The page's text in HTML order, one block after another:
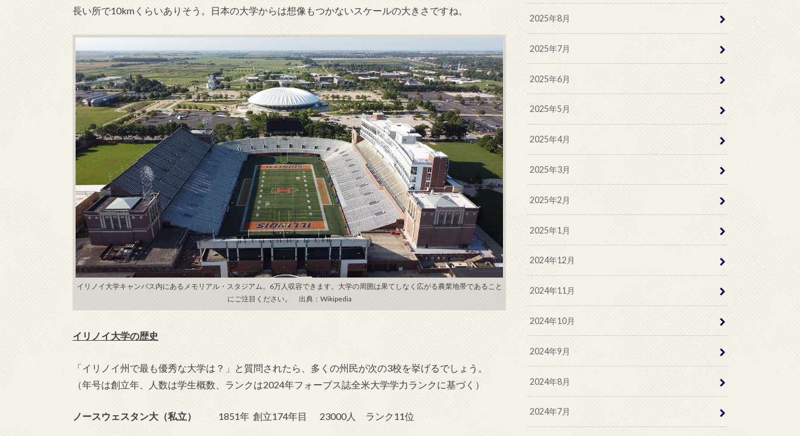
長い所で10kmくらいありそう。日本の大学からは想像もつかないスケールの大きさですね。
イリノイ大学キャンパス内にあるメモリアル・スタジアム。6万人収容できます。大学の周囲は果てしなく広がる農業地帯であること
にご注目ください。 出典：Wikipedia
イリノイ大学の歴史
「イリノイ州で最も優秀な大学は？」と質問されたら、多くの州民が次の3校を挙げるでしょう。
（年号は創立年、人数は学生概数、ランクは2024年フォーブス誌全米大学学力ランクに基づく）
ノースウェスタン大（私立） 1851年 創立174年目 23000人 ランク11位
2025年8月
2025年7月
2025年6月
2025年5月
2025年4月
2025年3月
2025年2月
2025年1月
2024年12月
2024年11月
2024年10月
2024年9月
2024年8月
2024年7月